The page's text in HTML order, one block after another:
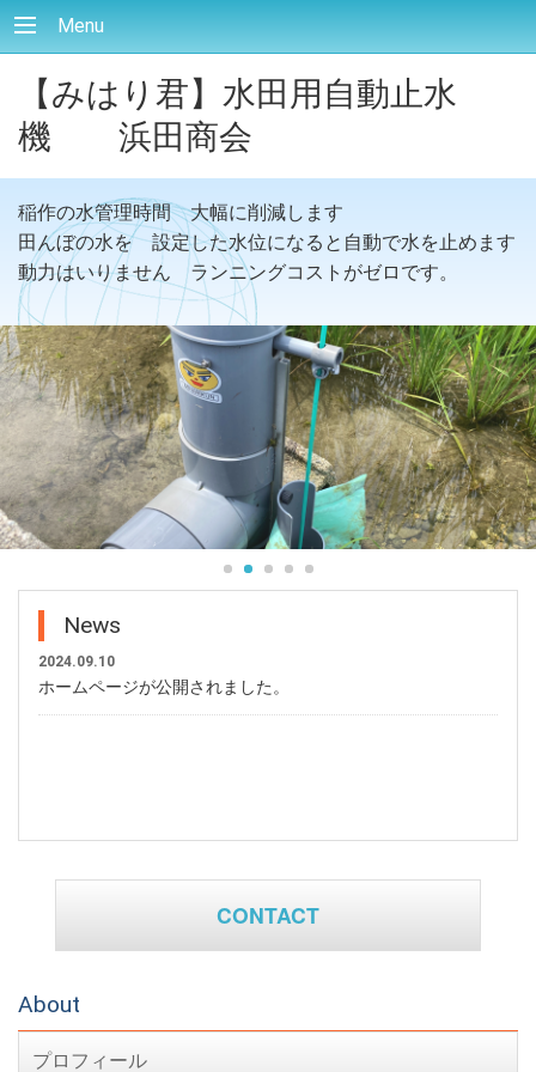
Menu
【みはり君】水田用自動止水
機 浜田商会
稲作の水管理時間 大幅に削減します
田んぼの水を 設定した水位になると自動で水を止めます
動力はいりません ランニングコストがゼロです。
News
2024.09.10
ホームページが公開されました。
CONTACT
About
プロフィール